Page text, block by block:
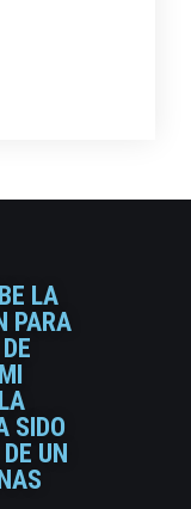
LA
PARA
SIDO
UN